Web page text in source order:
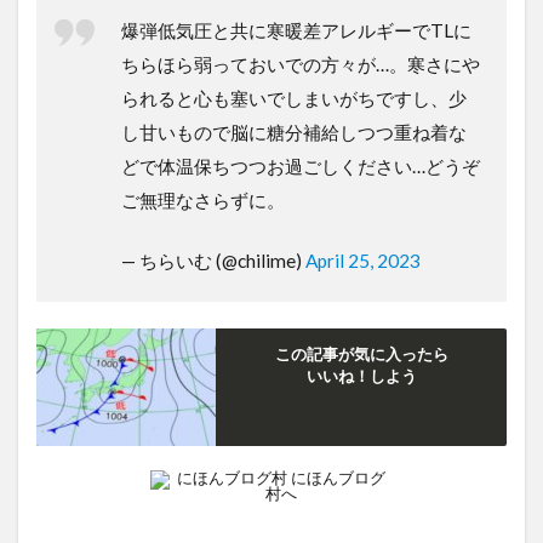
爆弾低気圧と共に寒暖差アレルギーでTLに
ちらほら弱っておいでの方々が…。寒さにや
られると心も塞いでしまいがちですし、少
し甘いもので脳に糖分補給しつつ重ね着な
どで体温保ちつつお過ごしください…どうぞ
ご無理なさらずに。
— ちらいむ (@chilime) April 25, 2023
この記事が気に入ったら
いいね！しよう